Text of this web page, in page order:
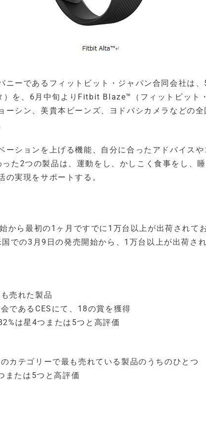
ーであるフィットビット・ジャパン合同会社は、
を、6月中旬よりFitbit Blaze™（フィットビット・
シン、美貴本ビーンズ、ヨドバシカメラなどの全
ションを上げる機能、自分に合ったアドバイスや
た2つの製品は、運動をし、かしこく食事をし、睡
実現をサポートする。
ら最初の1ヶ月ですでに1万台以上が出荷されて
での3月9日の発売開始から、1万台以上が出荷され
売れた製品
であるCESにて、18の賞を獲得
は星4つまたは5つと高評価
カテゴリーで最も売れている製品のうちのひとつ
または5つと高評価